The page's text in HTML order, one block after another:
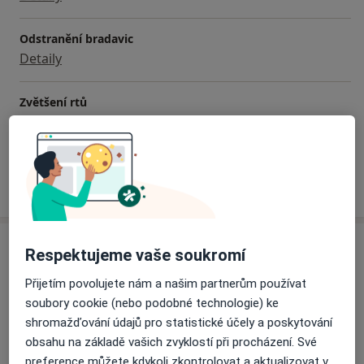
Přednáší a publikuje pro laickou i odbornou veřejnost
a odborný garant v lékařské praxi pro obor
dermatovenerologie
členkou České lékařské společnosti JEP pro využití
laserů v medicíně
Statut školitele České lékařské společnosti pro využití
laserů v medicíně
Odstranění bradavic
Detaily
Zvětšení rtů
Jak fungují ceny?
Adresa
Klinika Laser Esthetic
Washingtonova 17, Praha110 00
Přiblížit mapu
Respektujeme vaše soukromí
Přijetím povolujete nám a našim partnerům používat
soubory cookie (nebo podobné technologie) ke
shromažďování údajů pro statistické účely a poskytování
obsahu na základě vašich zvyklostí při procházení. Své